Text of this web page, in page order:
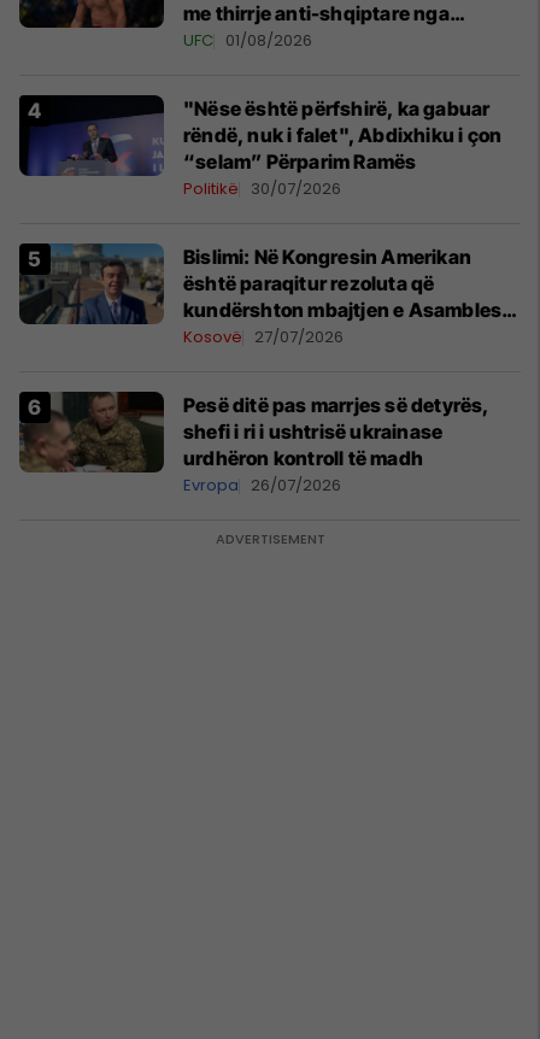
me thirrje anti-shqiptare nga
tribunat
UFC 01/08/2026
"Nëse është përfshirë, ka gabuar
rëndë, nuk i falet", Abdixhiku i çon
“selam” Përparim Ramës
Politikë 30/07/2026
Bislimi: Në Kongresin Amerikan
është paraqitur rezoluta që
kundërshton mbajtjen e Asamblesë
Parlamentare të OSBE-së në
Kosovë 27/07/2026
Pesë ditë pas marrjes së detyrës,
shefi i ri i ushtrisë ukrainase
urdhëron kontroll të madh
Evropa 26/07/2026